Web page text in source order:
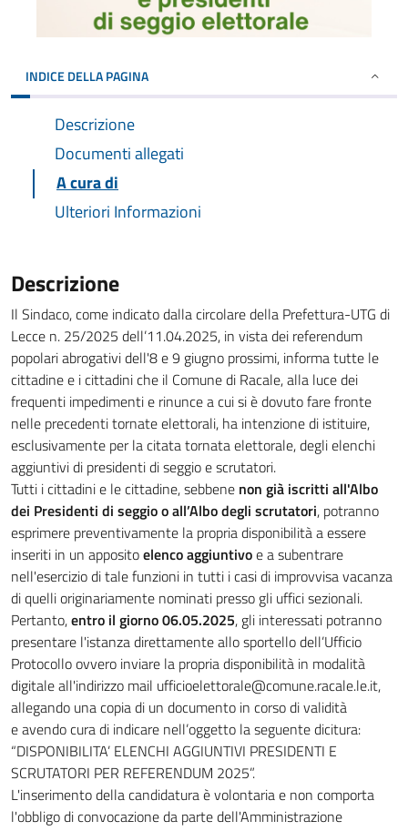
INDICE DELLA PAGINA
Descrizione
Documenti allegati
A cura di
Ulteriori Informazioni
Descrizione
Il Sindaco, come indicato dalla circolare della Prefettura-UTG di
Lecce n. 25/2025 dell’11.04.2025, in vista dei referendum
popolari abrogativi dell'8 e 9 giugno prossimi, informa tutte le
cittadine e i cittadini che il Comune di Racale, alla luce dei
frequenti impedimenti e rinunce a cui si è dovuto fare fronte
nelle precedenti tornate elettorali, ha intenzione di istituire,
esclusivamente per la citata tornata elettorale, degli elenchi
aggiuntivi di presidenti di seggio e scrutatori.
Tutti i cittadini e le cittadine, sebbene non già iscritti all'Albo
dei Presidenti di seggio o all’Albo degli scrutatori, potranno
esprimere preventivamente la propria disponibilità a essere
inseriti in un appositoelenco aggiuntivoe a subentrare
nell'esercizio di tale funzioni in tutti i casi di improvvisa vacanza
di quelli originariamente nominati presso gli uffici sezionali.
Pertanto,entro il giorno 06.05.2025, gli interessati potranno
presentare l'istanza direttamente allo sportello dell’Ufficio
Protocollo ovvero inviare la propria disponibilità in modalità
digitale all'indirizzo mail ufficioelettorale@comune.racale.le.it,
allegando una copia di un documento in corso di validità
e avendo cura di indicare nell’oggetto la seguente dicitura:
“DISPONIBILITA’ ELENCHI AGGIUNTIVI PRESIDENTI E
SCRUTATORI PER REFERENDUM 2025”.
L'inserimento della candidatura è volontaria e non comporta
l'obbligo di convocazione da parte dell'Amministrazione